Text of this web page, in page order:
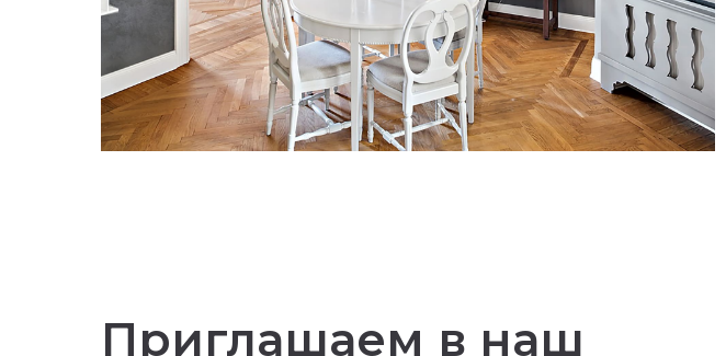
Приглашаем в наш